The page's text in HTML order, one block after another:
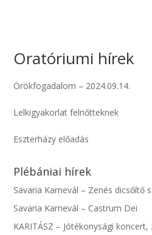
Oratóriumi hírek
Örökfogadalom – 2024.09.14.
Lelkigyakorlat felnőtteknek
Eszterházy előadás
Plébániai hírek
Savaria Karnevál – Zenés dicsőítő
Savaria Karnevál – Castrum Dei
KARITÁSZ – Jótékonysági